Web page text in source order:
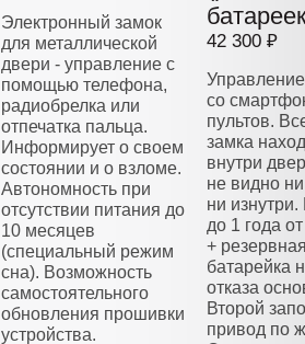
Электронный замок
для металлической
двери - управление с
помощью телефона,
радиобрелка или
отпечатка пальца.
Информирует о своем
состоянии и о взломе.
Автономность при
отсутствии питания до
10 месяцев
(специальный режим
сна). Возможность
самостоятельного
обновления прошивки
устройства.
42 300 ₽
со
пультов.
замка
внутри
не видно
ни изнутри.
до 1 года
+
батарейка
отказа
Второй
привод по